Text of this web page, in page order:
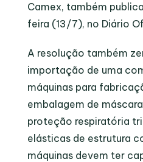
Camex, também
feira (13/7), no Diário
A resolução também
importação de uma
máquinas para
embalagem de
proteção respiratória
elásticas de estrutura
máquinas devem ter